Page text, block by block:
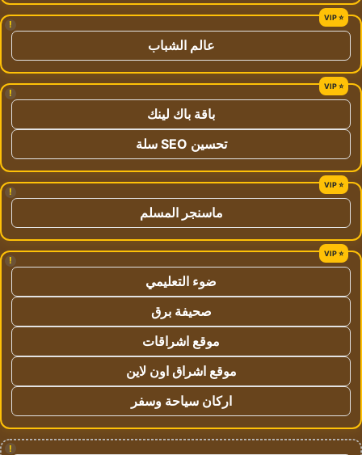
!
عالم الشباب
!
باقة باك لينك
تحسين SEO سلة
!
ماسنجر المسلم
!
ضوء التعليمي
صحيفة برق
موقع اشراقات
موقع اشراق اون لاين
اركان سياحة وسفر
!